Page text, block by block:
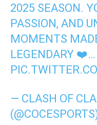
2025 SEASON.
PASSION, AND
MOMENTS
LEGENDARY ❤️…
— CLASH OF